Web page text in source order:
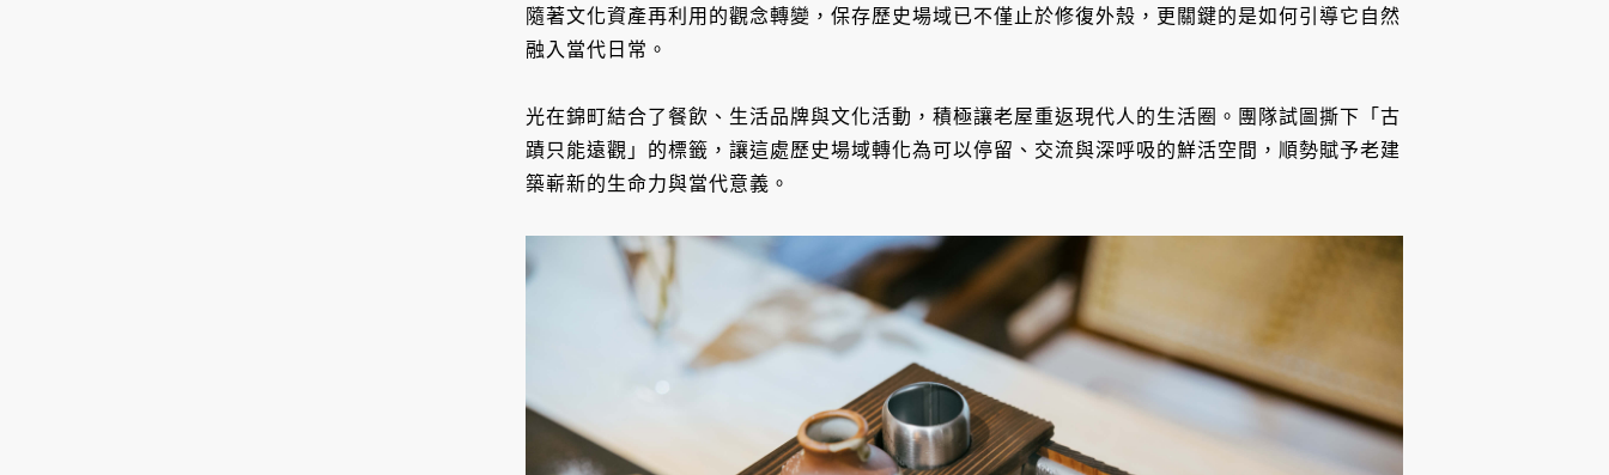
隨著文化資產再利用的觀念轉變，保存歷史場域已不僅止於修復外殼，更關鍵的是如何引導它自然
融入當代日常。
光在錦町結合了餐飲、生活品牌與文化活動，積極讓老屋重返現代人的生活圈。團隊試圖撕下「古
蹟只能遠觀」的標籤，讓這處歷史場域轉化為可以停留、交流與深呼吸的鮮活空間，順勢賦予老建
築嶄新的生命力與當代意義。